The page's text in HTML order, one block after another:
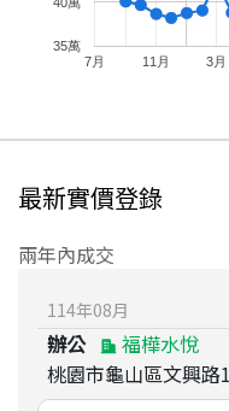
7月 11月 3月
35萬
最新實價登錄
兩年內成交
114年08月
辦公
福樺水悅
桃園市龜山區文興路